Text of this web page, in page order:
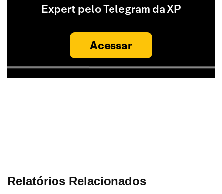
Expert pelo Telegram da XP
Acessar
Relatórios Relacionados